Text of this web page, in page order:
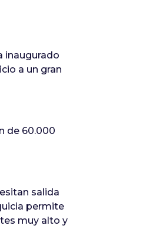
inaugurado
a un gran
de 60.000
salida
permite
muy alto y